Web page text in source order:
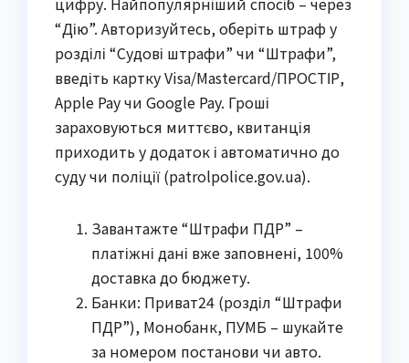
“Дію”. Авторизуйтесь, оберіть штраф у
розділі “Судові штрафи” чи “Штрафи”,
введіть картку Visa/Mastercard/ПРОСТІР,
Apple Pay чи Google Pay. Гроші
зараховуються миттєво, квитанція
приходить у додаток і автоматично до
суду чи поліції (patrolpolice.gov.ua).
Завантажте “Штрафи ПДР” –
платіжні дані вже заповнені, 100%
доставка до бюджету.
Банки: Приват24 (розділ “Штрафи
ПДР”), Монобанк, ПУМБ – шукайте
за номером постанови чи авто.